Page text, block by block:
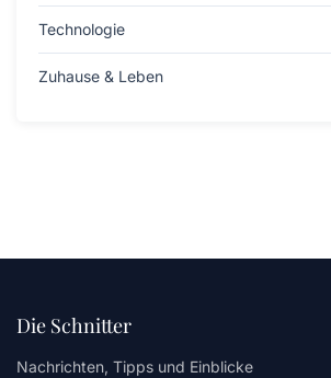
Technologie
Zuhause & Leben
Die Schnitter
Nachrichten, Tipps und Einblicke